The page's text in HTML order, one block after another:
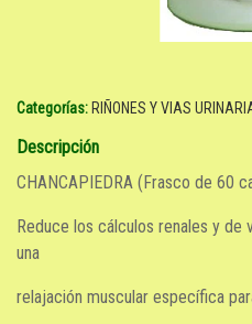
Categorías: RIÑONES Y VIAS
Descripción
CHANCAPIEDRA (Frasco de 60
Reduce los cálculos renales y de
una
relajación muscular específica